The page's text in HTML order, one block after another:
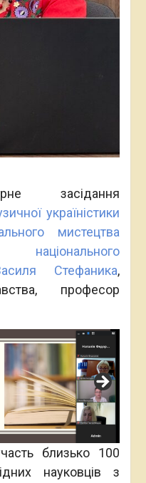
засідання
україністики
мистецтва
Стефаника,
професор
близько 100
науковців з